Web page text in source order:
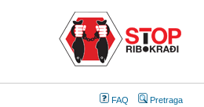
FAQ Pretraga